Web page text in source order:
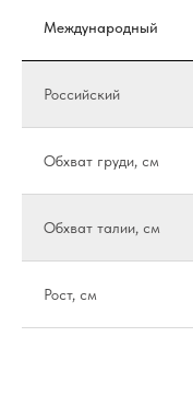
Международный
Российский
Обхват груди, см
Обхват талии, см
Рост, см